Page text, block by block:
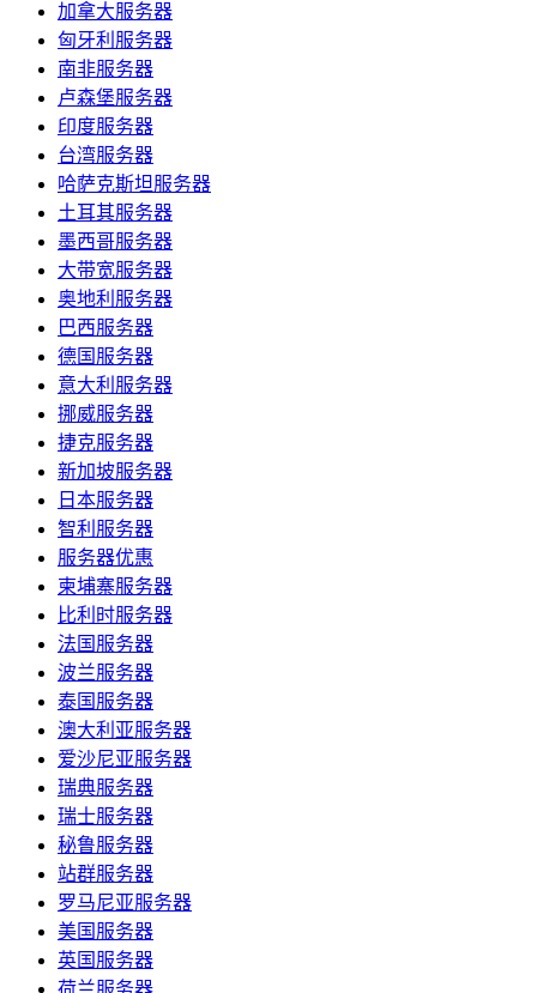
加拿大服务器
匈牙利服务器
南非服务器
卢森堡服务器
印度服务器
台湾服务器
哈萨克斯坦服务器
土耳其服务器
墨西哥服务器
大带宽服务器
奥地利服务器
巴西服务器
德国服务器
意大利服务器
挪威服务器
捷克服务器
新加坡服务器
日本服务器
智利服务器
服务器优惠
柬埔寨服务器
比利时服务器
法国服务器
波兰服务器
泰国服务器
澳大利亚服务器
爱沙尼亚服务器
瑞典服务器
瑞士服务器
秘鲁服务器
站群服务器
罗马尼亚服务器
美国服务器
英国服务器
荷兰服务器